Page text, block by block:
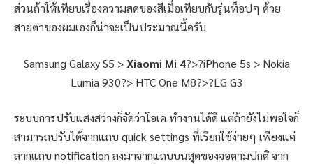
ส่วนถ้าให้เทียบเรื่องความสดของสีเมื่อเทียบกับรุ่นท็อปๆ ด้วย
สายตาของผมเองก็น่าจะเป็นประมาณนี้ครับ
Samsung Galaxy S5 >Xiaomi Mi 4?>?iPhone 5s > Nokia
Lumia 930?> HTC One M8?>?LG G3
ระบบการปรับแสงสว่างก็จัดว่าโอเค ทำงานได้ดี แต่ถ้ายังไม่พอใจก็
สามารถปรับได้จากแถบ quick settings ที่เรียกใช้ง่ายๆ เพียงแค่
ลากแถบ notification ลงมาจากแถบบนสุดของจอตามปกติ จาก